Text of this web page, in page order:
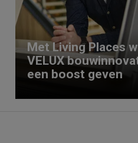
Met Living Places
VELUX
een boost geven